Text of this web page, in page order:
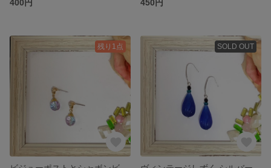
400円
450円
残り1点 SOLD OUT